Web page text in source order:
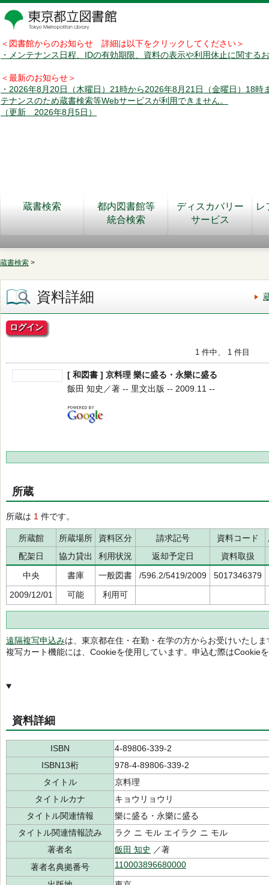
＜図書館からのお知らせ 詳細は以下をクリックしてください＞
・メンテナンス日程、IDの有効期限、資料の表示や利用休止に関する
＜最新のお知らせ＞
・2026年8月20日（木曜日）21時から2026年8月21日（金曜日）18時
テナンスのため蔵書検索等Webサービスが利用できません。
（更新 2026年8月5日）
蔵書検索
都内図書館等
統合検索
ディスカバリー
サービス
レ
蔵書検索 >
資料詳細
ログイン
1 件中、 1 件目
[ 和図書 ] 京料理 樂に盛る・永樂に盛る
飯田 知史／著 -- 里文出版 -- 2009.11 --
所蔵
所蔵は 1 件です。
所蔵館 所蔵場所 資料区分 請求記号 資料コード
配架日
協力貸出 利用状況 返却予定日
資料取扱
中央
書庫 一般図書 /596.2/5419/2009
5017346379
2009/12/01
可能 利用可
遠隔複写申込みは、東京都在住・在勤・在学の方からお受けいたしま
複写カート機能には、Cookieを使用しています。申込む際はCookie
資料詳細
ISBN
4-89806-339-2
ISBN13桁
978-4-89806-339-2
タイトル
京料理
タイトルカナ
キョウリョウリ
タイトル関連情報
樂に盛る・永樂に盛る
タイトル関連情報読み
ラク ニ モル エイラク ニ モル
著者名
飯田 知史 ／著
著者名典拠番号
110003896680000